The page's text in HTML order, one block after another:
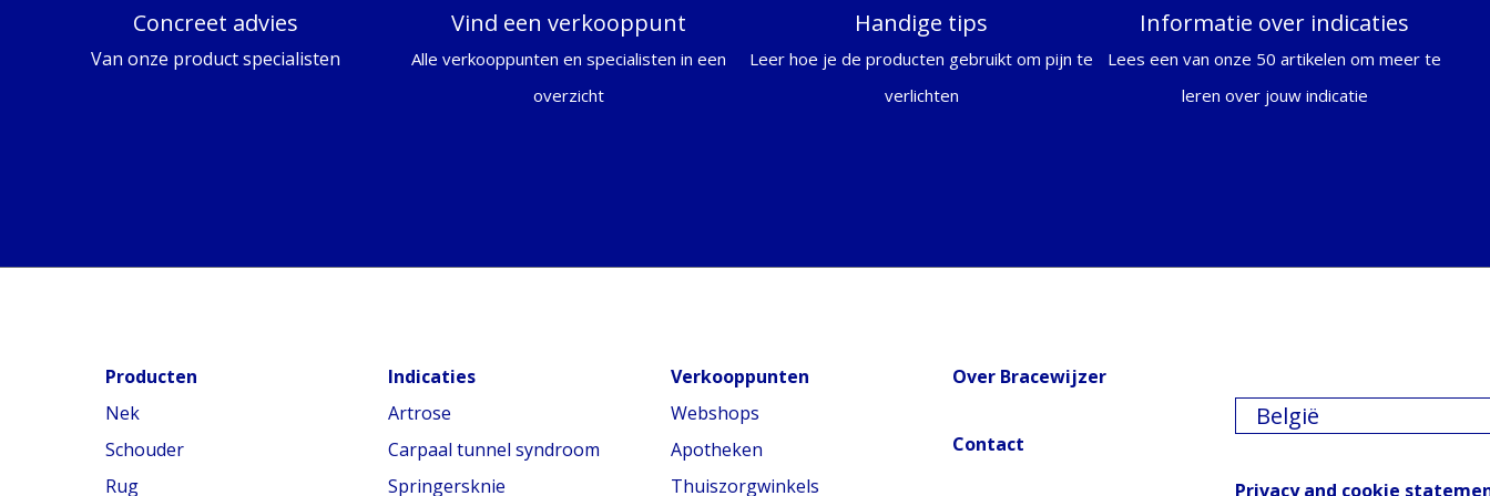
Concreet advies
Van onze product specialisten
Vind een verkooppunt
Alle verkooppunten en specialisten in een
overzicht
Handige tips
Leer hoe je de producten gebruikt om pijn te
verlichten
Informatie over indicaties
Lees een van onze 50 artikelen om meer te
leren over jouw indicatie
Producten
Nek
Schouder
Rug
Indicaties
Artrose
Carpaal tunnel syndroom
Springersknie
Verkooppunten
Webshops
Apotheken
Thuiszorgwinkels
Over Bracewijzer
Contact
België
Privacy and cookie